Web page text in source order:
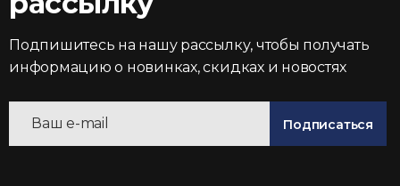
Подпишитесь на нашу рассылку, чтобы получать
информацию о новинках, скидках и новостях
Подписаться